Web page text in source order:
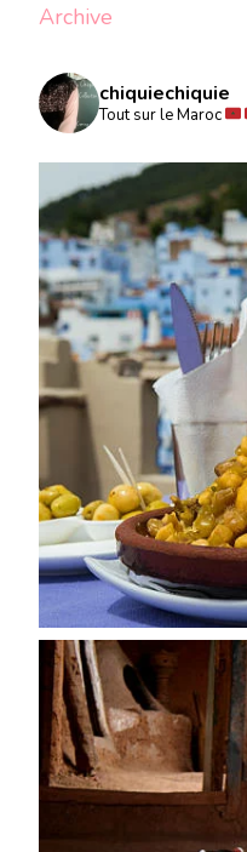
Archive
chiquiechiquie
Tout sur le Maroc